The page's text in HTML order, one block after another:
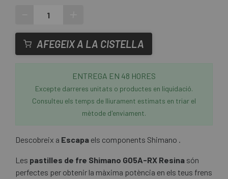
AFEGEIX A LA CISTELLA
ENTREGA EN 48 HORES
Excepte darreres unitats o productes en liquidació.
Consulteu els temps de lliurament estimats en triar el
mètode d'enviament.
Descobreix a Escapa els components Shimano .
Les pastilles de fre Shimano G05A-RX Resina són
perfectes per obtenir la màxima potència en els teus frens